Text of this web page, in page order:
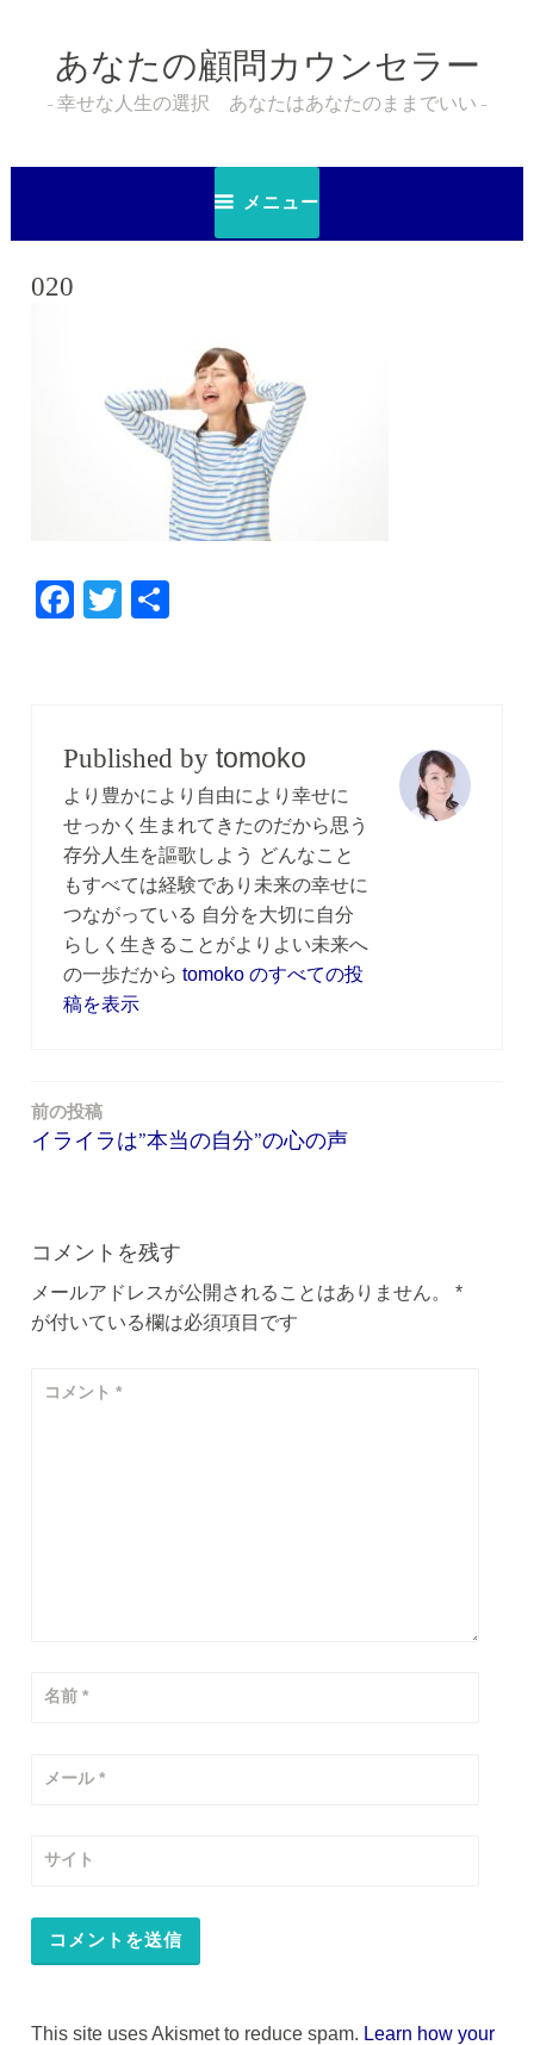
へ
あなたの顧問カウンセラー
幸せな人生の選択 あなたはあなたのままでいい
メニュー
020
F
b
o
o
k
T
Published by tomoko
より豊かにより自由により幸せに
せっかく生まれてきたのだから思う
存分人生を謳歌しよう どんなこと
もすべては経験であり未来の幸せに
つながっている 自分を大切に自分
らしく生きることがよりよい未来へ
の一歩だから tomoko のすべての投
稿を表示
投
稿
ビ
ゲ
ー
前の投稿
イライラは”本当の自分”の心の声
コメントを残す
メールアドレスが公開されることはありません。
*
が付いている欄は必須項目です
コメント*
名前*
メール*
サイト
This site uses Akismet to reduce spam. Learn how your